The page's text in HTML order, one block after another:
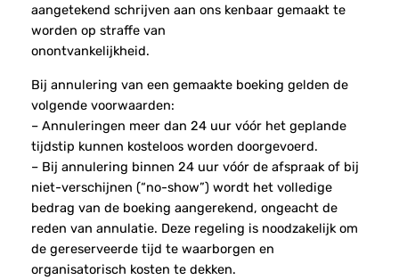
aangetekend schrijven aan ons kenbaar gemaakt te
worden op straffe van
onontvankelijkheid.
Bij annulering van een gemaakte boeking gelden de
volgende voorwaarden:
– Annuleringen meer dan 24 uur vóór het geplande
tijdstip kunnen kosteloos worden doorgevoerd.
– Bij annulering binnen 24 uur vóór de afspraak of bij
niet-verschijnen (“no-show”) wordt het volledige
bedrag van de boeking aangerekend, ongeacht de
reden van annulatie. Deze regeling is noodzakelijk om
de gereserveerde tijd te waarborgen en
organisatorisch kosten te dekken.